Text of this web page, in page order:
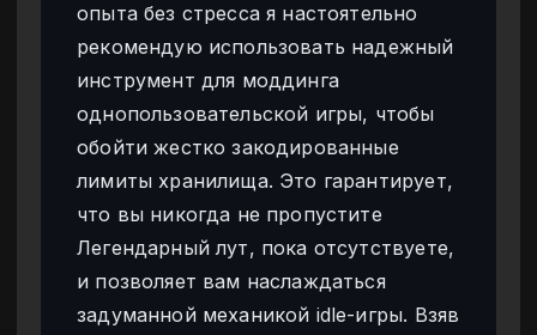
опыта без стресса я настоятельно
рекомендую использовать надежный
инструмент для моддинга
однопользовательской игры, чтобы
обойти жестко закодированные
лимиты хранилища. Это гарантирует,
что вы никогда не пропустите
Легендарный лут, пока отсутствуете,
и позволяет вам наслаждаться
задуманной механикой idle-игры. Взяв